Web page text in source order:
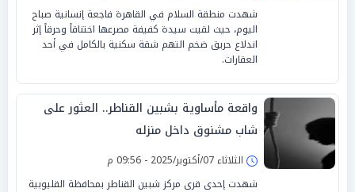
شهدت منطقة السلام في القاهرة فاجعة إنسانية صباح
اليوم، حيث لقيت سيدة كفيفة مصرعها اختناقاً وحرقاً إثر
اندلاع حريق ضخم التهم شقة سكنية بالكامل في أحد
العقارات.
واقعة مأساوية بشبين القناطر.. العثور على
شاب مشنوق داخل منزله
الثلاثاء 07/أكتوبر/2025 - 09:56 م
شهدت إحدى قرى مركز شبين القناطر بمحافظة القليوبية